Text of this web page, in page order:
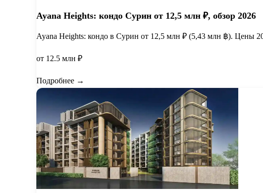
Ayana Heights: кондо Сурин от 12,5 млн ₽, обзор 2026
Ayana Heights: кондо в Сурин от 12,5 млн ₽ (5,43 млн ฿). Цены
от 12.5 млн ₽
Подробнее →